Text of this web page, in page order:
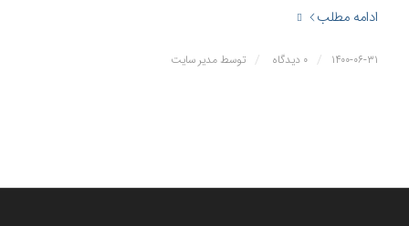
ادامه مطلب
۱۴۰۰-۰۶-۳۱ / ۰ دیدگاه / توسط مدیر سایت